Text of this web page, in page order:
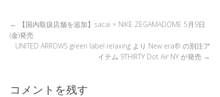
k
←
【国内取扱店舗を追加】sacai × NIKE ZEGAMADOME 5月9日
(金)発売
UNITED ARROWS green label relaxing より New era® の別注ア
イテム 9THIRTY Dot Air NY が発売 →
コメントを残す